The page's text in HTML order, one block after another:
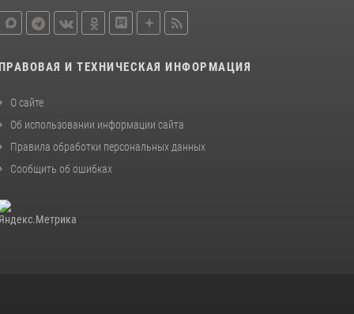
ПРАВОВАЯ И ТЕХНИЧЕСКАЯ ИНФОРМАЦИЯ
О сайте
Об использовании информации сайта
Правила обработки персональных данных
Сообщить об ошибках